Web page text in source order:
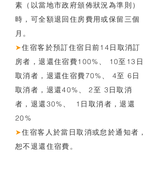
素（以當地市政府頒佈狀況為準則）
時，可全額退回住房費用或保留三個
月。
➤住宿客於預訂住宿日前14日取消訂
房者，退還住宿費100%、 10至13日
取消者，退還住宿費70%、 4至 6日
取消者，退還40%、 2至 3日取消
者，退還30%、 1日取消者，退還
20%
➤住宿客人於當日取消或怠於通知者，
恕不退還住宿費。